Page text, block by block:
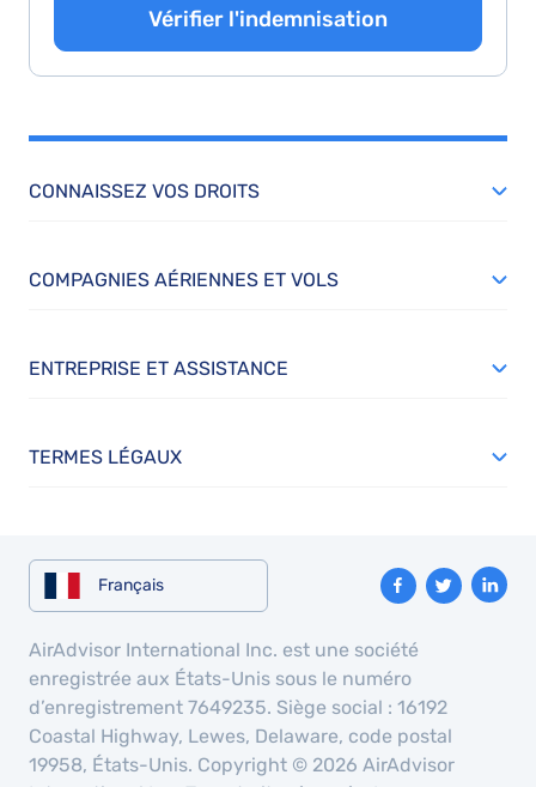
Vérifier l'indemnisation
CONNAISSEZ VOS DROITS
COMPAGNIES AÉRIENNES ET VOLS
ENTREPRISE ET ASSISTANCE
TERMES LÉGAUX
Français
AirAdvisor International Inc. est une société
enregistrée aux États-Unis sous le numéro
d’enregistrement 7649235. Siège social : 16192
Coastal Highway, Lewes, Delaware, code postal
19958, États-Unis. Copyright © 2026 AirAdvisor